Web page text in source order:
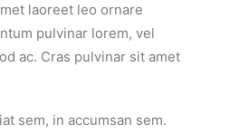
laoreet leo ornare
pulvinar lorem, vel
ac. Cras pulvinar sit amet
sem, in accumsan sem.